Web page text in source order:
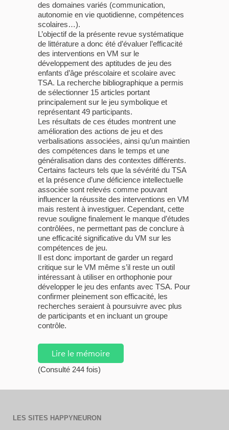
des domaines variés (communication,
autonomie en vie quotidienne, compétences
scolaires…).
L’objectif de la présente revue systématique
de littérature a donc été d’évaluer l’efficacité
des interventions en VM sur le
développement des aptitudes de jeu des
enfants d’âge préscolaire et scolaire avec
TSA. La recherche bibliographique a permis
de sélectionner 15 articles portant
principalement sur le jeu symbolique et
représentant 49 participants.
Les résultats de ces études montrent une
amélioration des actions de jeu et des
verbalisations associées, ainsi qu’un maintien
des compétences dans le temps et une
généralisation dans des contextes différents.
Certains facteurs tels que la sévérité du TSA
et la présence d’une déficience intellectuelle
associée sont relevés comme pouvant
influencer la réussite des interventions en VM
mais restent à investiguer. Cependant, cette
revue souligne finalement le manque d’études
contrôlées, ne permettant pas de conclure à
une efficacité significative du VM sur les
compétences de jeu.
Il est donc important de garder un regard
critique sur le VM même s’il reste un outil
intéressant à utiliser en orthophonie pour
développer le jeu des enfants avec TSA. Pour
confirmer pleinement son efficacité, les
recherches seraient à poursuivre avec plus
de participants et en incluant un groupe
contrôle.
Lire le mémoire
(Consulté 244 fois)
LES SITES HAPPYNEURON